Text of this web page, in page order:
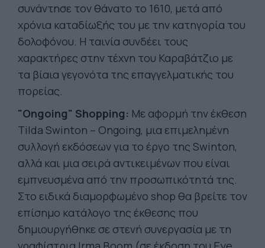
συνάντησε τον θάνατο το 1610, μετά από
χρόνια καταδίωξής του με την κατηγορία του
δολοφόνου. Η ταινία συνδέει τους
χαρακτήρες στην τέχνη του Καραβάτζιο με
τα βίαια γεγονότα της επαγγελματικής του
πορείας.
"Οngoing" Shopping: Με αφορμή την έκθεση
Tilda Swinton – Ongoing, μια επιμελημένη
συλλογή εκδόσεων για το έργο της Swinton,
αλλά και μια σειρά αντικειμένων που είναι
εμπνευσμένα από την προσωπικότητά της.
Στο ειδικά διαμορφωμένο shop θα βρείτε τον
επίσημο κατάλογο της έκθεσης που
δημιουργήθηκε σε στενή συνεργασία με τη